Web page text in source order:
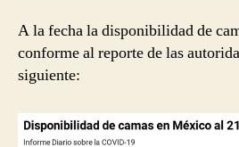
A la fecha la disponibilidad de
conforme al reporte de las
siguiente: